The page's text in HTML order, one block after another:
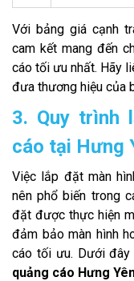
Với bảng giá cạnh
cam kết mang đến
cáo tối ưu nhất. Hãy
đưa thương hiệu của
3. Quy trình
cáo tại Hưng
Việc lắp đặt màn
nên phổ biến trong
đặt được thực hiện
đảm bảo màn hình
cáo tối ưu. Dưới
quảng cáo Hưng